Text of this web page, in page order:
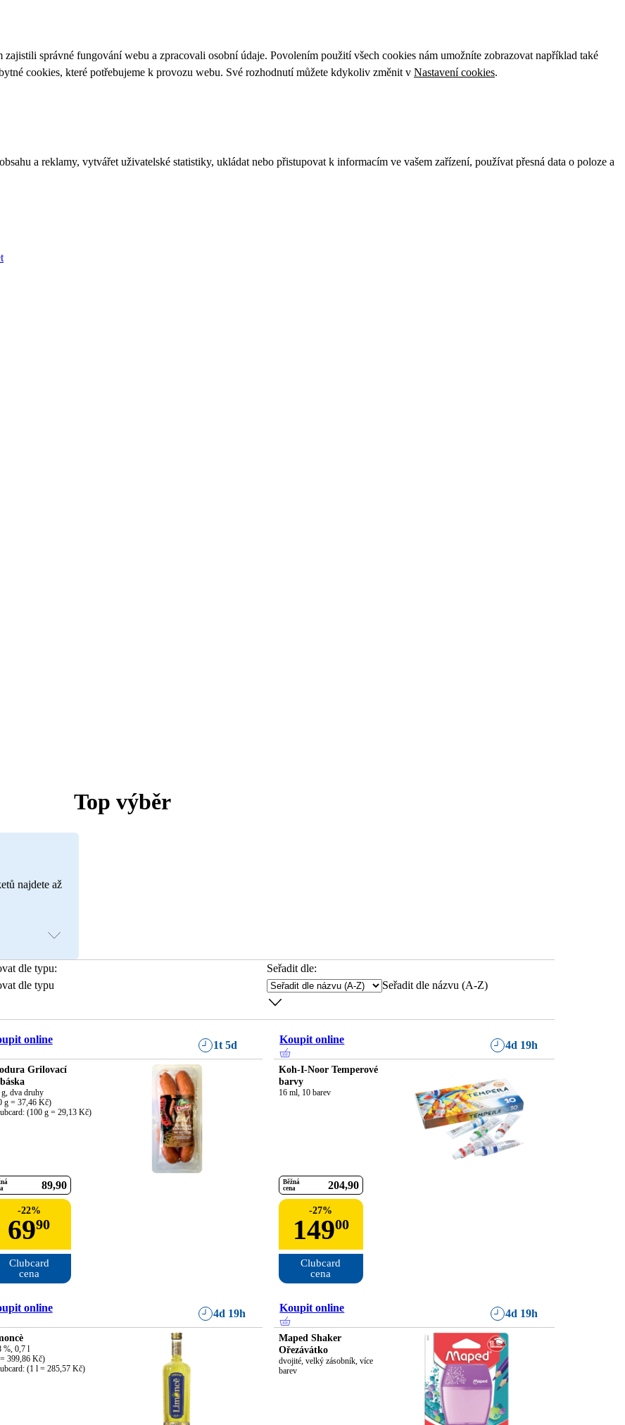
správné fungování webu a zpracovali osobní údaje. Povolením použití všech cookies nám umožníte zobrazovat například také
cookies, které potřebujeme k provozu webu. Své rozhodnutí můžete kdykoliv změnit v Nastavení cookies.
a reklamy, vytvářet uživatelské statistiky, ukládat nebo přistupovat k informacím ve vašem zařízení, používat přesná data o poloze a
Top výběr
najdete až
dle typu:
dle typu
Seřadit dle:
Seřadit dle názvu (A-Z)
online 1t 5d
Grilovací
dva druhy
g = 37,46 Kč)
(100 g = 29,13 Kč)
89 90
-22%
6990
Clubcard
cena
Koupit online 4d 19h
Koh-I-Noor Temperové
barvy
16 ml, 10 barev
Běžná
cena
204 90
-27%
14900
Clubcard
cena
online 4d 19h
%, 0,7 l
399,86 Kč)
(1 l = 285,57 Kč)
Koupit online 4d 19h
Maped Shaker
Ořezávátko
dvojité, velký zásobník, více
barev